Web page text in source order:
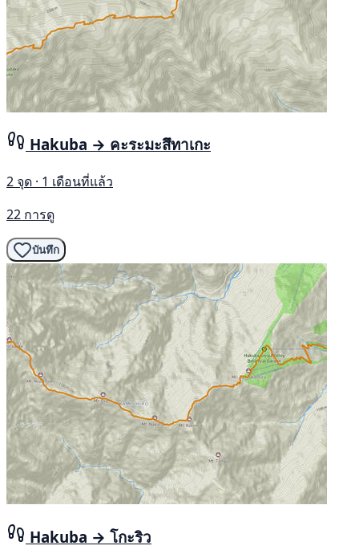
Hakuba → คะระมะสึทาเกะ
2 จุด · 1 เดือนที่แล้ว
22 การดู
บันทึก
Hakuba → โกะริว